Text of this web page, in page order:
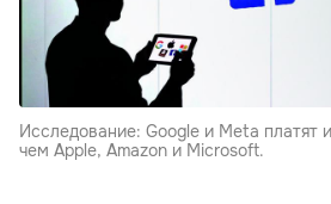
Исследование: Google и Meta платят
чем Apple, Amazon и Microsoft.